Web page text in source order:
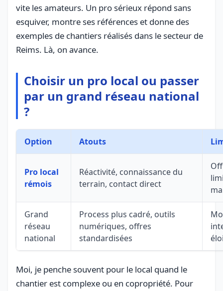
vite les amateurs. Un pro sérieux répond sans
esquiver, montre ses références et donne des
exemples de chantiers réalisés dans le secteur de
Reims. Là, on avance.
Choisir un pro local ou passer
par un grand réseau national
?
Option Atouts
Pro local
rémois
Réactivité, connaissance du
terrain, contact direct
Grand
réseau
national
Process plus cadré, outils
numériques, offres
standardisées
Moi, je penche souvent pour le local quand le
chantier est complexe ou en copropriété. Pour